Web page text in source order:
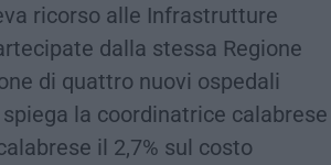
ricorso alle Infrastrutture
dalla stessa Regione
di quattro nuovi ospedali
la coordinatrice calabrese
il 2,7% sul costo